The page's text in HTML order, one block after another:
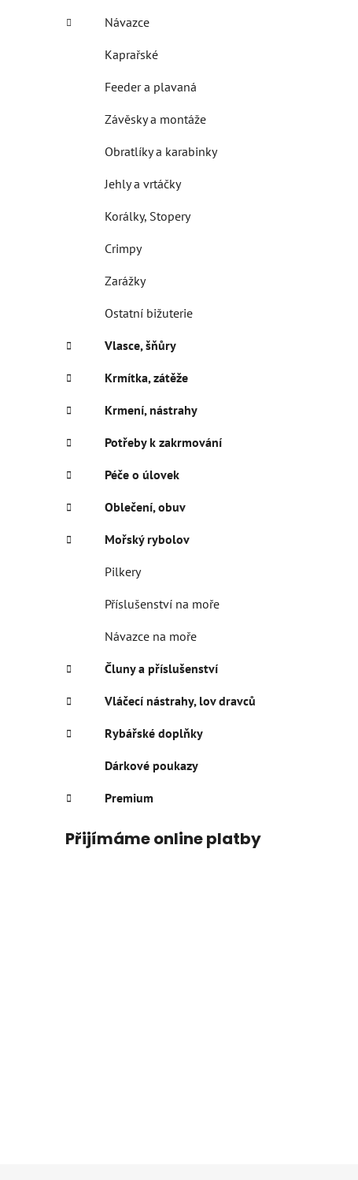
Návazce
Kaprařské
Feeder a plavaná
Závěsky a montáže
Obratlíky a karabinky
Jehly a vrtáčky
Korálky, Stopery
Crimpy
Zarážky
Ostatní bižuterie
Vlasce, šňůry
Krmítka, zátěže
Krmení, nástrahy
Potřeby k zakrmování
Péče o úlovek
Oblečení, obuv
Mořský rybolov
Pilkery
Příslušenství na moře
Návazce na moře
Čluny a příslušenství
Vláčecí nástrahy, lov dravců
Rybářské doplňky
Dárkové poukazy
Premium
Přijímáme online platby